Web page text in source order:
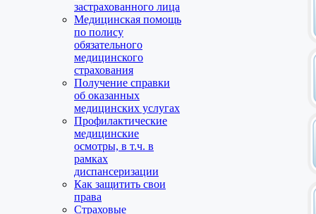
застрахованного лица
Медицинская помощь
по полису
обязательного
медицинского
страхования
Получение справки
об оказанных
медицинских услугах
Профилактические
медицинские
осмотры, в т.ч. в
рамках
диспансеризации
Как защитить свои
права
Страховые